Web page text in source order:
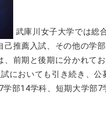
武庫川女子大学では総
推薦入試、その他の学
前期と後期に分かれて
においても引き続き、公
部14学科、短期大学部7